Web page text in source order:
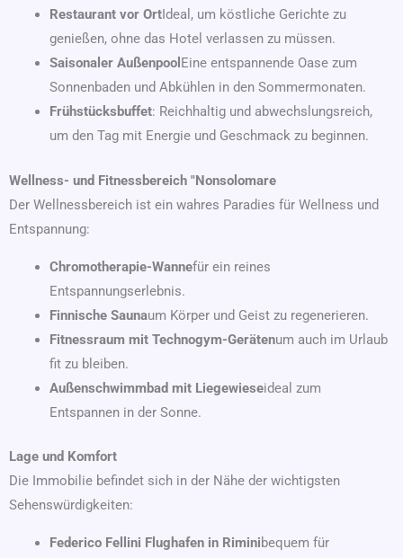
Restaurant vor OrtIdeal, um köstliche Gerichte zu
genießen, ohne das Hotel verlassen zu müssen.
Saisonaler Außenpool Eine entspannende Oase zum
Sonnenbaden und Abkühlen in den Sommermonaten.
Frühstücksbuffet: Reichhaltig und abwechslungsreich,
um den Tag mit Energie und Geschmack zu beginnen.
Wellness- und Fitnessbereich "Nonsolomare
Der Wellnessbereich ist ein wahres Paradies für Wellness und
Entspannung:
Chromotherapie-Wannefür ein reines
Entspannungserlebnis.
Finnische Saunaum Körper und Geist zu regenerieren.
Fitnessraum mit Technogym-Gerätenum auch im Urlaub
fit zu bleiben.
Außenschwimmbad mit Liegewieseideal zum
Entspannen in der Sonne.
Lage und Komfort
Die Immobilie befindet sich in der Nähe der wichtigsten
Sehenswürdigkeiten:
Federico Fellini Flughafen in Riminibequem für